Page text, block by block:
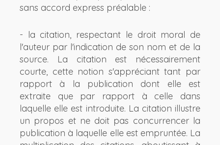
sans accord express préalable :
- la citation, respectant le droit moral de
l'auteur par l'indication de son nom et de la
source. La citation est nécessairement
courte, cette notion s'appréciant tant par
rapport à la publication dont elle est
extraite que par rapport à celle dans
laquelle elle est introduite. La citation illustre
un propos et ne doit pas concurrencer la
publication à laquelle elle est empruntée. La